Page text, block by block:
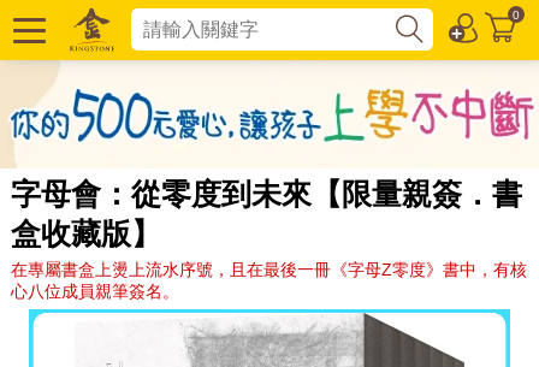
0
字母會：從零度到未來【限量親簽．書
盒收藏版】
在專屬書盒上燙上流水序號，且在最後一冊《字母Z零度》書中，有核
心八位成員親筆簽名。